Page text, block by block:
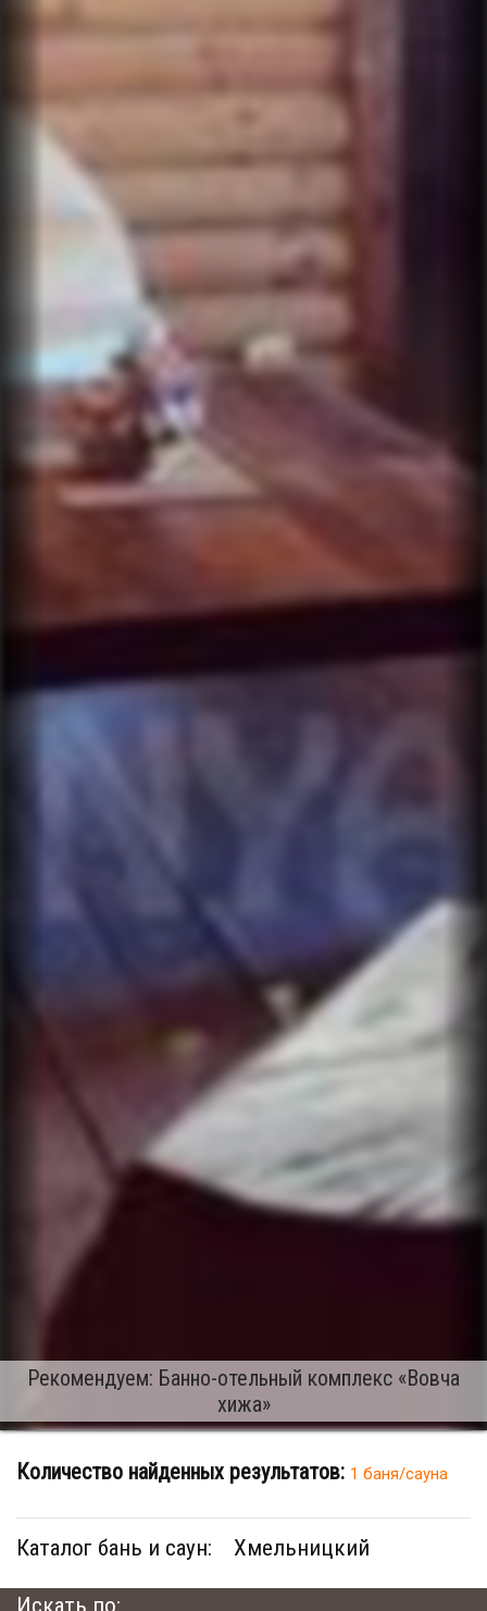
Рекомендуем: Банно-отельный комплекс «Вовча
хижа»
Количество найденных результатов: 1 баня/сауна
Каталог бань и саун: Хмельницкий